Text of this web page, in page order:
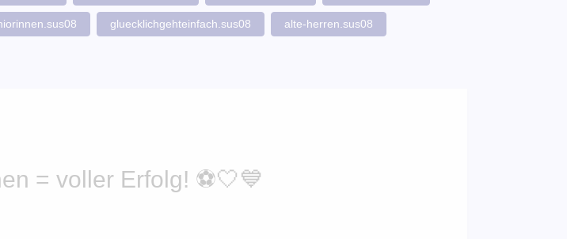
gluecklichgehteinfach.sus08 alte-herren.sus08
= voller Erfolg! ⚽️🤍💙